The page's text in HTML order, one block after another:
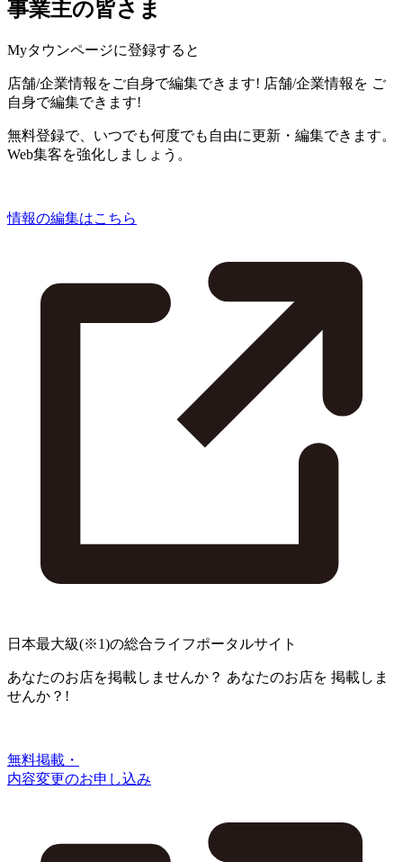
事業主の皆さま
Myタウンページに登録すると
店舗/企業情報をご自身で編集できます! 店舗/企業情報を ご
自身で編集できます!
無料登録で、いつでも何度でも自由に更新・編集できます。
Web集客を強化しましょう。
情報の編集はこちら
日本最大級(※1)の総合ライフポータルサイト
あなたのお店を掲載しませんか？ あなたのお店を 掲載しま
せんか？!
無料掲載・
内容変更のお申し込み